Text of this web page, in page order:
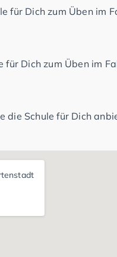
für Dich zum Üben im
für Dich zum Üben im
die Schule für Dich